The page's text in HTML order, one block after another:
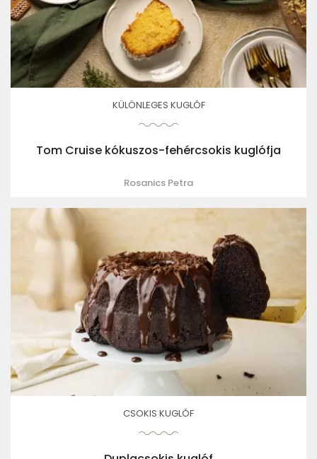
KÜLÖNLEGES KUGLÓF
Tom Cruise kókuszos-fehércsokis kuglófja
Rosanics Petra
CSOKIS KUGLÓF